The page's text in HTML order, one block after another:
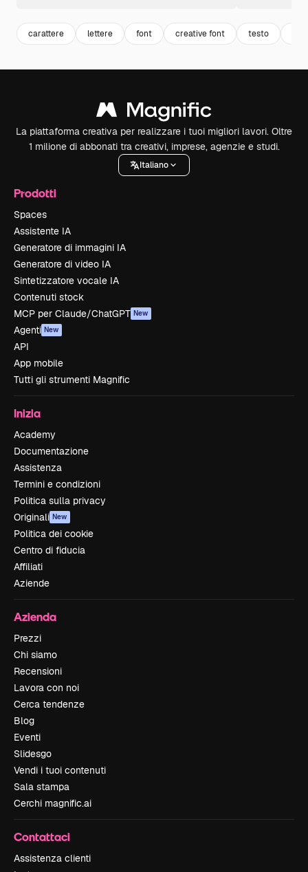
carattere lettere font creative font testo
La piattaforma creativa per realizzare i tuoi migliori lavori. Oltre
1 milione di abbonati tra creativi, imprese, agenzie e studi.
Italiano
Prodotti
Spaces
Assistente IA
Generatore di immagini IA
Generatore di video IA
Sintetizzatore vocale IA
Contenuti stock
MCP per Claude/ChatGPT New
Agenti New
API
App mobile
Tutti gli strumenti Magnific
Inizia
Academy
Documentazione
Assistenza
Termini e condizioni
Politica sulla privacy
Originali New
Politica dei cookie
Centro di fiducia
Affiliati
Aziende
Azienda
Prezzi
Chi siamo
Recensioni
Lavora con noi
Cerca tendenze
Blog
Eventi
Slidesgo
Vendi i tuoi contenuti
Sala stampa
Cerchi magnific.ai
Contattaci
Assistenza clienti